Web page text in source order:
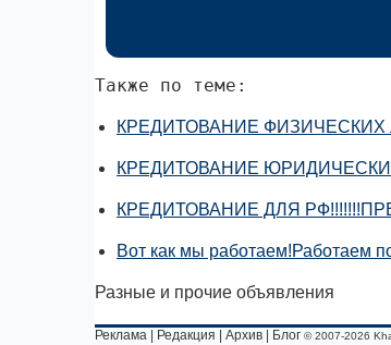
Также по теме:
КРЕДИТОВАНИЕ ФИЗИЧЕСКИХ
КРЕДИТОВАНИЕ
КРЕДИТОВАНИЕ ДЛЯ
Вот как мы работаем!Работаем
Разные и прочие объявления
Реклама Редакция Архив Блог © 2007-2026